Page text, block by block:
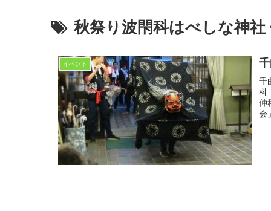
秋祭り波閇科はべしな神社
イベント
千
科
仲
会